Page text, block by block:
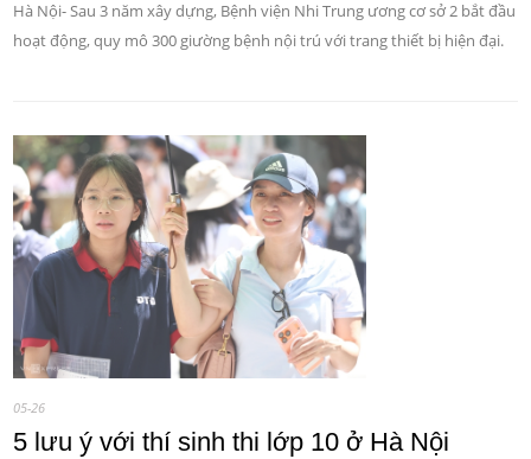
Hà Nội- Sau 3 năm xây dựng, Bệnh viện Nhi Trung ương cơ sở 2 bắt đầu
hoạt động, quy mô 300 giường bệnh nội trú với trang thiết bị hiện đại.
05-26
5 lưu ý với thí sinh thi lớp 10 ở Hà Nội